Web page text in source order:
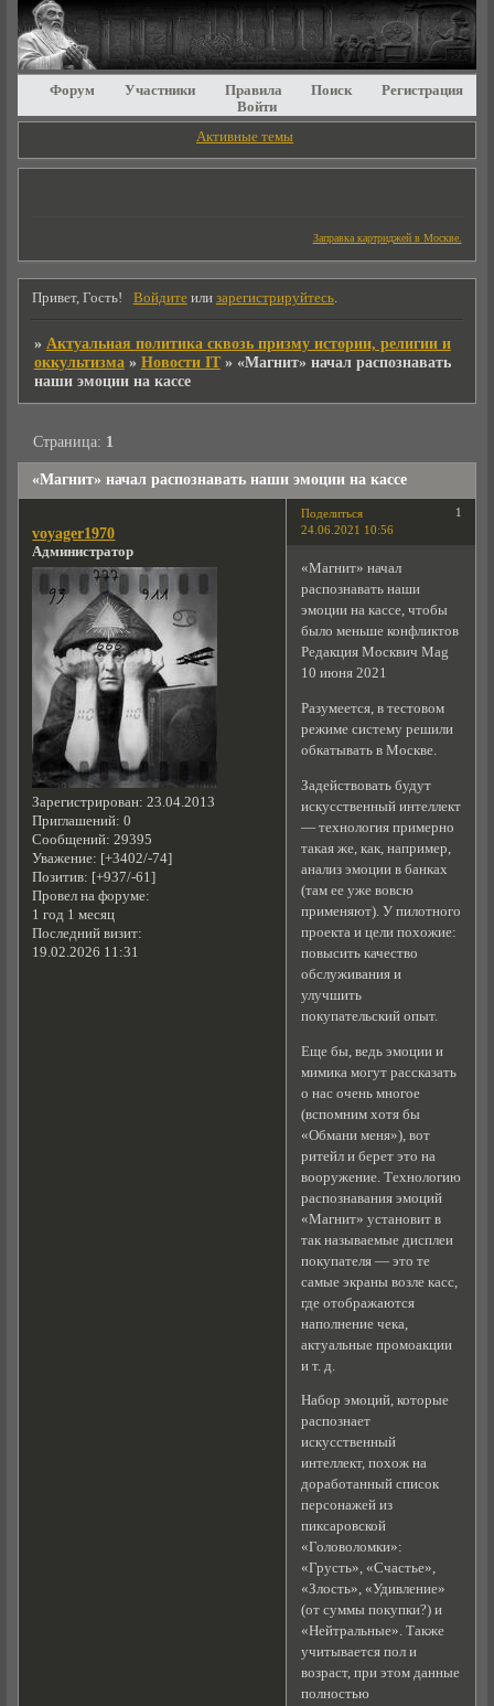
Форум Участники Правила Поиск
Регистрация
Войти
Активные темы
Заправка картриджей в Москве.
Привет, Гость! Войдитеили зарегистрируйтесь.
» Актуальная политика сквозь призму истории, религии и
оккультизма » Новости IT » «Магнит» начал распознавать
наши эмоции на кассе
«Магнит» начал распознавать наши эмоции на кассе
Страница: 1
Поделиться
1
24.06.2021 10:56
voyager1970
Администратор
Зарегистрирован: 23.04.2013
Приглашений: 0
Сообщений: 29395
Уважение: [+3402/-74]
Позитив: [+937/-61]
Провел на форуме:
1 год 1 месяц
Последний визит:
19.02.2026 11:31
«Магнит» начал
распознавать наши
эмоции на кассе, чтобы
было меньше конфликтов
Редакция Москвич Mag
10 июня 2021
Разумеется, в тестовом
режиме систему решили
обкатывать в Москве.
Задействовать будут
искусственный интеллект
— технология примерно
такая же, как, например,
анализ эмоции в банках
(там ее уже вовсю
применяют). У пилотного
проекта и цели похожие:
повысить качество
обслуживания и
улучшить
покупательский опыт.
Еще бы, ведь эмоции и
мимика могут рассказать
о нас очень многое
(вспомним хотя бы
«Обмани меня»), вот
ритейл и берет это на
вооружение. Технологию
распознавания эмоций
«Магнит» установит в
так называемые дисплеи
покупателя — это те
самые экраны возле касс,
где отображаются
наполнение чека,
актуальные промоакции
и т. д.
Набор эмоций, которые
распознает
искусственный
интеллект, похож на
доработанный список
персонажей из
пиксаровской
«Головоломки»:
«Грусть», «Счастье»,
«Злость», «Удивление»
(от суммы покупки?) и
«Нейтральные». Также
учитывается пол и
возраст, при этом данные
полностью